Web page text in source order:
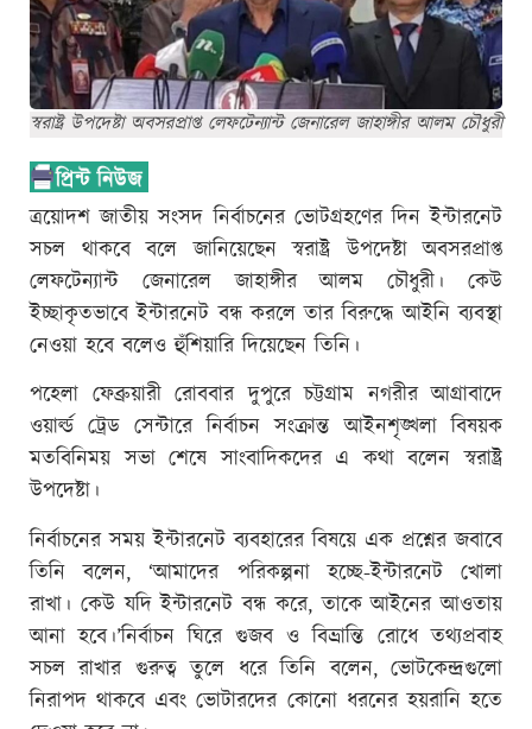
স্বরাষ্ট্র উপদেষ্টা অবসরপ্রাপ্ত লেফটেন্যান্ট জেনারেল জাহাঙ্গীর আলম চৌধুরী
ত্রয়োদশ জাতীয় সংসদ নির্বাচনের ভোটগ্রহণের দিন ইন্টারনেট
সচল থাকবে বলে জানিয়েছেন স্বরাষ্ট্র উপদেষ্টা অবসরপ্রাপ্ত
লেফটেন্যান্ট জেনারেল জাহাঙ্গীর আলম চৌধুরী। কেউ
ইচ্ছাকৃতভাবে ইন্টারনেট বন্ধ করলে তার বিরুদ্ধে আইনি ব্যবস্থা
নেওয়া হবে বলেও হুঁশিয়ারি দিয়েছেন তিনি।
পহেলা ফেব্রুয়ারী রোববার দুপুরে চট্টগ্রাম নগরীর আগ্রাবাদে
ওয়ার্ল্ড ট্রেড সেন্টারে নির্বাচন সংক্রান্ত আইনশৃঙ্খলা বিষয়ক
মতবিনিময় সভা শেষে সাংবাদিকদের এ কথা বলেন স্বরাষ্ট্র
উপদেষ্টা।
নির্বাচনের সময় ইন্টারনেট ব্যবহারের বিষয়ে এক প্রশ্নের জবাবে
তিনি বলেন, ‘আমাদের পরিকল্পনা হচ্ছে-ইন্টারনেট খোলা
রাখা। কেউ যদি ইন্টারনেট বন্ধ করে, তাকে আইনের আওতায়
আনা হবে।’নির্বাচন ঘিরে গুজব ও বিভ্রান্তি রোধে তথ্যপ্রবাহ
সচল রাখার গুরুত্ব তুলে ধরে তিনি বলেন, ভোটকেন্দ্রগুলো
নিরাপদ থাকবে এবং ভোটারদের কোনো ধরনের হয়রানি হতে